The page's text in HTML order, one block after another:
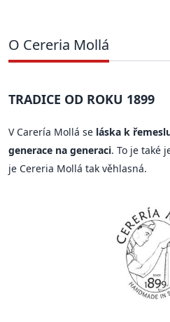
O Cereria Mollá
TRADICE OD ROKU 1899
V Carería Mollá se láska k
generace na generaci. To je také
je Cereria Mollá tak věhlasná.